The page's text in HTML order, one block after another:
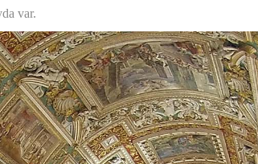
var.